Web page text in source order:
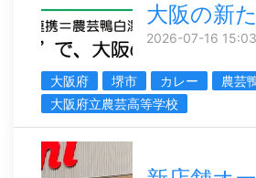
大阪の新
2026-07-16
大阪府 堺市 カレー
農芸
大阪府立農芸高等学校